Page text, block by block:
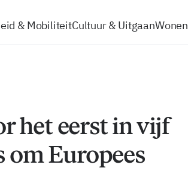
& MobiliteitCultuur & UitgaanWonen
het eerst in vijf
om Europees